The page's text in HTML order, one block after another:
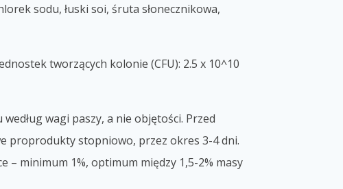
sodu, łuski soi, śruta słonecznikowa,
tworzących kolonie (CFU): 2.5 x 10^10
wagi paszy, a nie objętości. Przed
proproduktystopniowo, przez okres 3-4 dni.
– minimum 1%, optimum między 1,5-2% masy